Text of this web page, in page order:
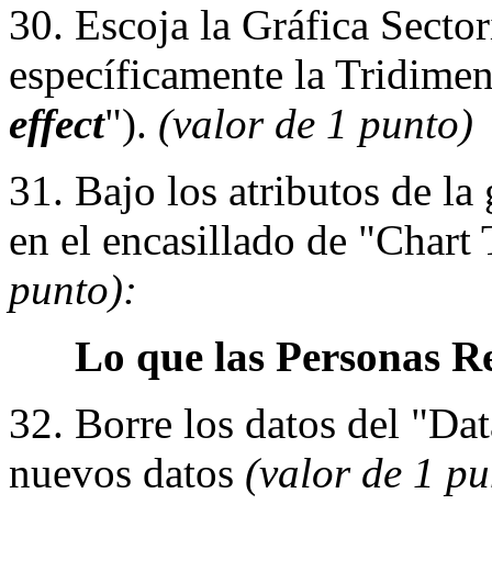
30. Escoja la Gráfica
específicamente la
effect"). (valor de 1 punto)
31. Bajo los atributos de
en el encasillado de
punto):
Lo que las Personas
32. Borre los datos del
nuevos datos (valor de 1